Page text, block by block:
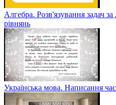
Алгебра. Розв'язування задач
рівнянь
Українська мова. Написання